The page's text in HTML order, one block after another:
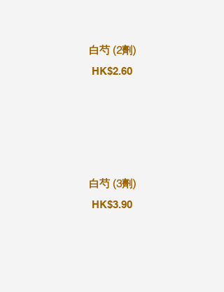
白芍 (2劑)
HK$2.60
白芍 (3劑)
HK$3.90